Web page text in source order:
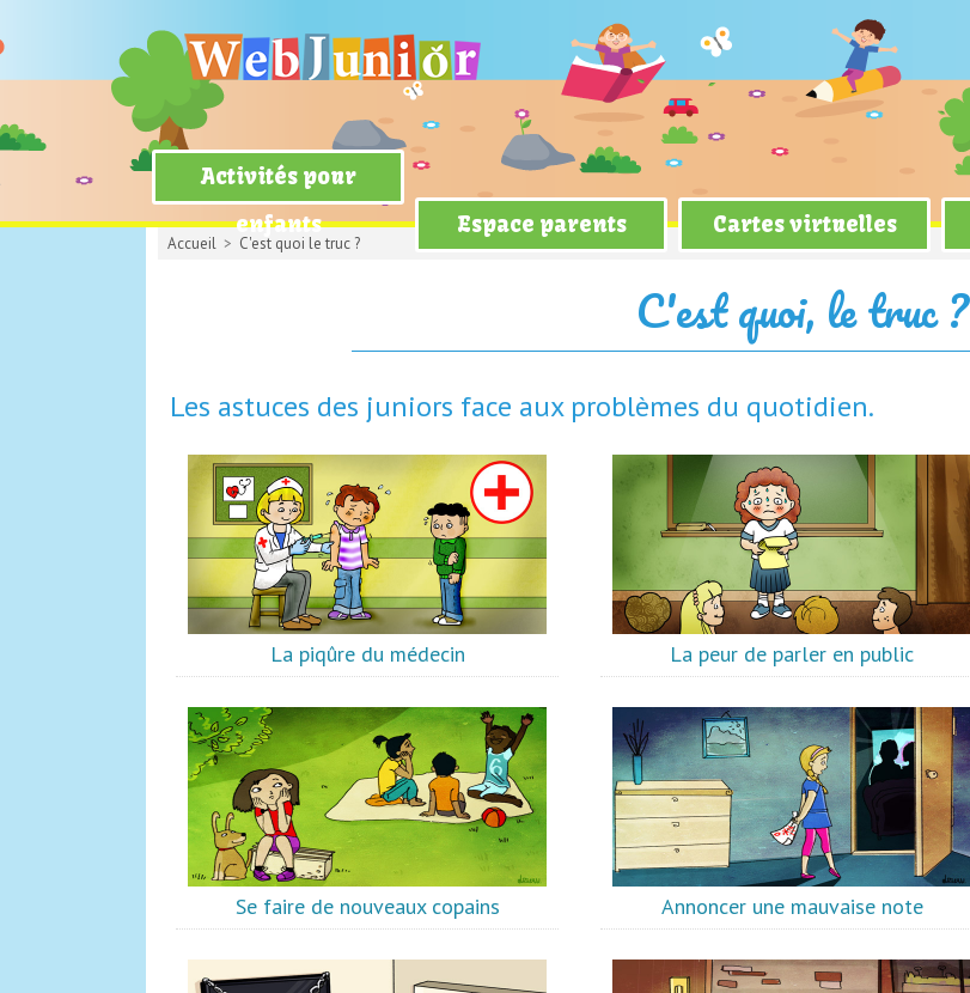
Activités pour
enfants
Espace parents Cartes virtuelles
Accueil > C'est quoi le truc ?
C'est quoi, le truc ?
Les astuces des juniors face aux problèmes du quotidien.
La piqûre du médecin La peur de parler en public
Se faire de nouveaux copains Annoncer une mauvaise note